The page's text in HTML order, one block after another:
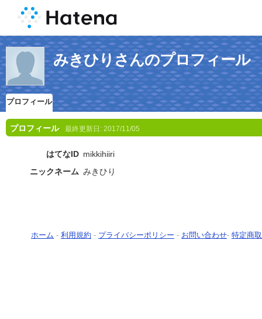
みきひりさんのプロフィール
プロフィール
プロフィール 最終更新日: 2017/11/05
はてなID mikkihiiri
ニックネーム みきひり
ホーム - 利用規約 - プライバシーポリシー - お問い合わせ- 特定商